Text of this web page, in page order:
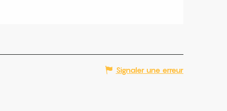
Signaler une erreur